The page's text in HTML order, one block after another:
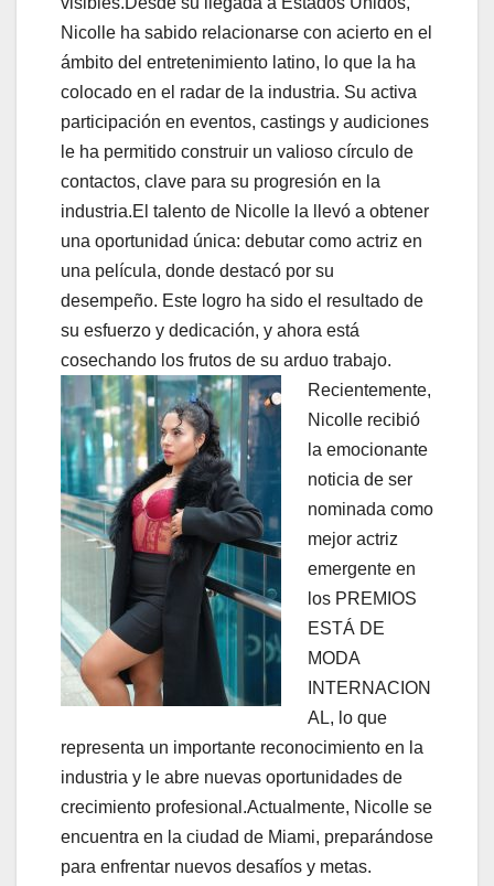
Nicolle ha sabido relacionarse con acierto en el
ámbito del entretenimiento latino, lo que la ha
colocado en el radar de la industria. Su activa
participación en eventos, castings y audiciones
le ha permitido construir un valioso círculo de
contactos, clave para su progresión en la
industria.El talento de Nicolle la llevó a obtener
una oportunidad única: debutar como actriz en
una película, donde destacó por su
desempeño. Este logro ha sido el resultado de
su esfuerzo y dedicación, y ahora está
cosechando los frutos de su arduo trabajo.
Recientemente,
Nicolle recibió
la emocionante
noticia de ser
nominada como
mejor actriz
emergente en
los PREMIOS
ESTÁ DE
MODA
INTERNACION
AL, lo que
representa un importante reconocimiento en la
industria y le abre nuevas oportunidades de
crecimiento profesional.Actualmente, Nicolle se
encuentra en la ciudad de Miami, preparándose
para enfrentar nuevos desafíos y metas.